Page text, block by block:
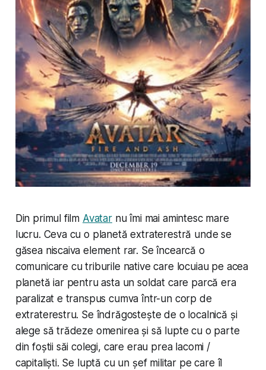
Din primul film Avatarnu îmi mai amintesc mare
lucru. Ceva cu o planetă extraterestră unde se
găsea niscaiva element rar. Se încearcă o
comunicare cu triburile native care locuiau pe acea
planetă iar pentru asta un soldat care parcă era
paralizat e transpus cumva într-un corp de
extraterestru. Se îndrăgostește de o localnică și
alege să trădeze omenirea și să lupte cu o parte
din foștii săi colegi, care erau prea lacomi /
capitaliști. Se luptă cu un șef militar pe care îl